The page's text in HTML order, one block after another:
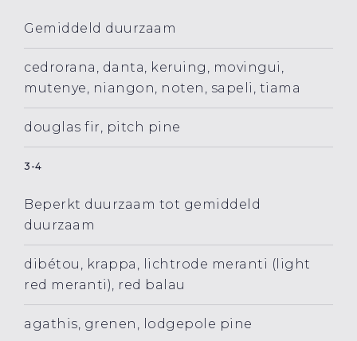
Gemiddeld duurzaam
cedrorana, danta, keruing, movingui,
mutenye, niangon, noten, sapeli, tiama
douglas fir, pitch pine
3-4
Beperkt duurzaam tot gemiddeld
duurzaam
dibétou, krappa, lichtrode meranti (light
red meranti), red balau
agathis, grenen, lodgepole pine